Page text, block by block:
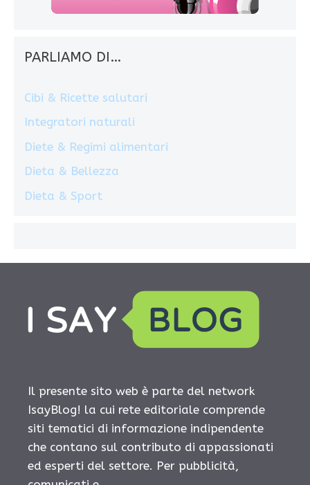
PARLIAMO DI…
Cibi & Ricette salutari
Integratori naturali
Diete & Regimi alimentari
Dieta & Bellezza
Dieta & Sport
Il presente sito web è parte del network
IsayBlog! la cui rete editoriale comprende
siti tematici di informazione indipendente
che contano sul contributo di appassionati
ed esperti del settore. Per pubblicità,